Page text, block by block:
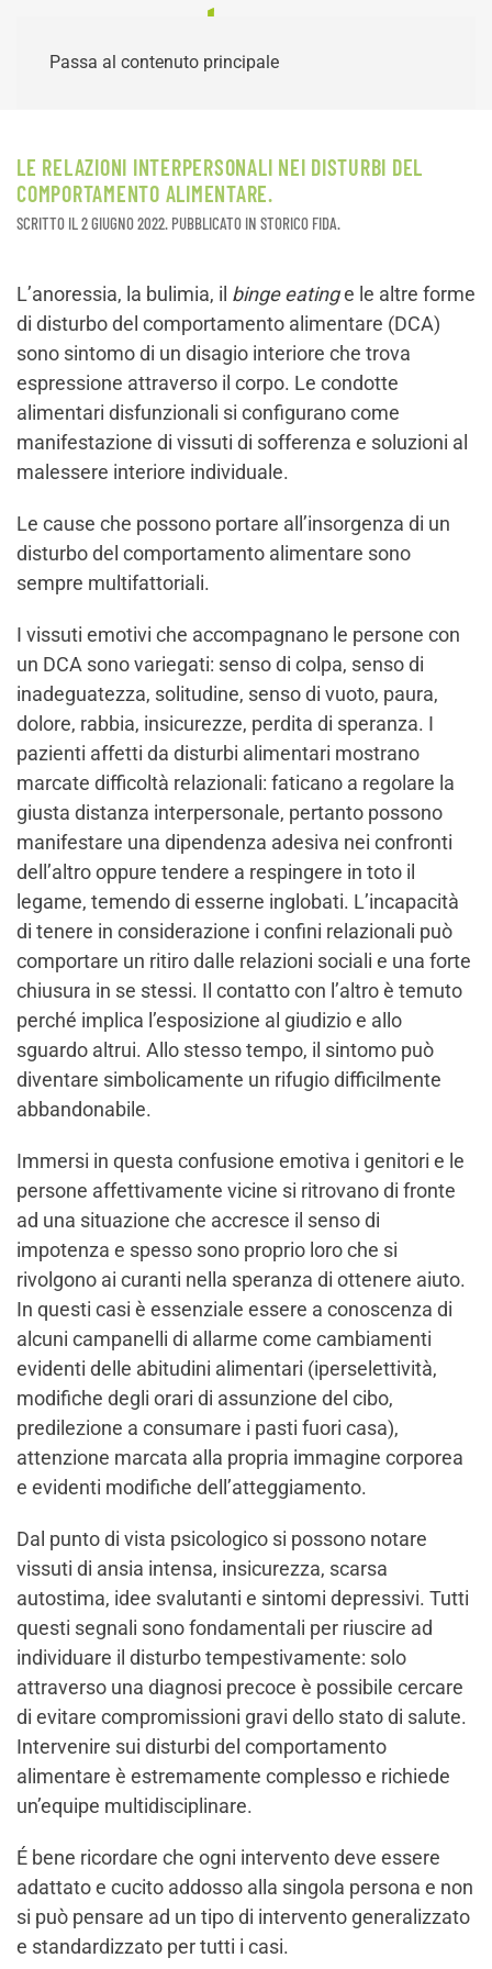
Passa al contenuto principale
LE RELAZIONI INTERPERSONALI NEI DISTURBI DEL
COMPORTAMENTO ALIMENTARE.
SCRITTO IL2 GIUGNO 2022. PUBBLICATO IN STORICO FIDA.
L’anoressia, la bulimia, il binge eatinge le altre forme
di disturbo del comportamento alimentare (DCA)
sono sintomo di un disagio interiore che trova
espressione attraverso il corpo. Le condotte
alimentari disfunzionali si configurano come
manifestazione di vissuti di sofferenza e soluzioni al
malessere interiore individuale.
Le cause che possono portare all’insorgenza di un
disturbo del comportamento alimentare sono
sempre multifattoriali.
I vissuti emotivi che accompagnano le persone con
un DCA sono variegati: senso di colpa, senso di
inadeguatezza, solitudine, senso di vuoto, paura,
dolore, rabbia, insicurezze, perdita di speranza. I
pazienti affetti da disturbi alimentari mostrano
marcate difficoltà relazionali: faticano a regolare la
giusta distanza interpersonale, pertanto possono
manifestare una dipendenza adesiva nei confronti
dell’altro oppure tendere a respingere in toto il
legame, temendo di esserne inglobati. L’incapacità
di tenere in considerazione i confini relazionali può
comportare un ritiro dalle relazioni sociali e una forte
chiusura in se stessi. Il contatto con l’altro è temuto
perché implica l’esposizione al giudizio e allo
sguardo altrui. Allo stesso tempo, il sintomo può
diventare simbolicamente un rifugio difficilmente
abbandonabile.
Immersi in questa confusione emotiva i genitori e le
persone affettivamente vicine si ritrovano di fronte
ad una situazione che accresce il senso di
impotenza e spesso sono proprio loro che si
rivolgono ai curanti nella speranza di ottenere aiuto.
In questi casi è essenziale essere a conoscenza di
alcuni campanelli di allarme come cambiamenti
evidenti delle abitudini alimentari (iperselettività,
modifiche degli orari di assunzione del cibo,
predilezione a consumare i pasti fuori casa),
attenzione marcata alla propria immagine corporea
e evidenti modifiche dell’atteggiamento.
Dal punto di vista psicologico si possono notare
vissuti di ansia intensa, insicurezza, scarsa
autostima, idee svalutanti e sintomi depressivi. Tutti
questi segnali sono fondamentali per riuscire ad
individuare il disturbo tempestivamente: solo
attraverso una diagnosi precoce è possibile cercare
di evitare compromissioni gravi dello stato di salute.
Intervenire sui disturbi del comportamento
alimentare è estremamente complesso e richiede
un’equipe multidisciplinare.
É bene ricordare che ogni intervento deve essere
adattato e cucito addosso alla singola persona e non
si può pensare ad un tipo di intervento generalizzato
e standardizzato per tutti i casi.